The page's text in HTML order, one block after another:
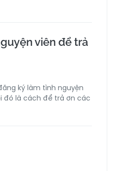
viên để trả
ký làm tình nguyện
đó là cách để trả ơn các